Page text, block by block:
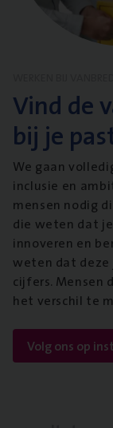
Vind de
bij je
We gaan
inclusie en
mensen nodig
die weten dat
innoveren en
weten dat deze
cijfers. Mensen
het verschil te
Volg ons op